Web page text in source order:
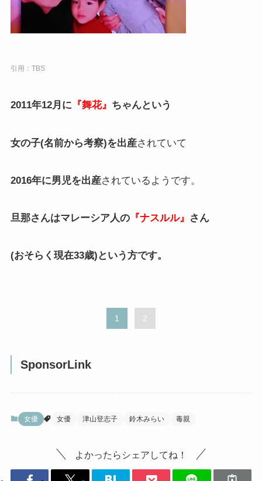
引用：TBS
2011年12月に 『舞花』 ちゃんという
女の子(名前から考察)を出産されていて
2016年に男児を出産されているようです。
旦那さんはマレーシア人の『ナスルル』 さん
(おそらく現在33歳)という方です。
1 2
SponsorLink
女優 女優 津山登志子 鈴木みらい 毒親
よかったらシェアしてね！